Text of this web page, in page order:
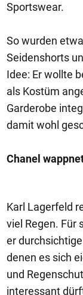
Sportswear.
So wurden
Seidenshorts
Idee: Er wollte
als Kostüm
Garderobe
damit wohl
Chanel
Karl Lagerfeld
viel Regen. Für
er
denen es sich
und
interessant